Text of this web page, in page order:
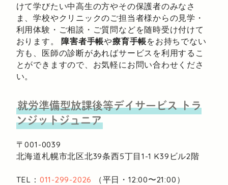
けて学びたい中高生の方やその保護者のみなさ
ま、学校やクリニックのご担当者様からの見学・
利用体験・ご相談・ご質問などを随時受け付けて
おります。障害者手帳や療育手帳をお持ちでない
方も、医師の診断があればサービスを利用するこ
とができますので、お気軽にお問い合わせくださ
い。
就労準備型放課後等デイサービストラ
ンジットジュニア
〒001-0039
北海道札幌市北区北39条西5丁目1-1 K39ビル2階
TEL： 011-299-2026
（平日・12:00〜21:00）